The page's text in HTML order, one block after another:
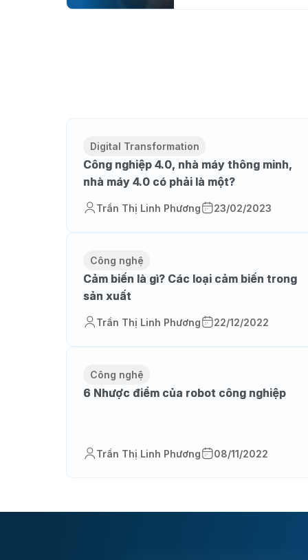
Digital Transformation
Công nghiệp 4.0, nhà máy thông minh,
nhà máy 4.0 có phải là một?
Trần Thị Linh Phương 23/02/2023
Công nghệ
Cảm biến là gì? Các loại cảm biến trong
sản xuất
Trần Thị Linh Phương 22/12/2022
Công nghệ
6 Nhược điểm của robot công nghiệp
Trần Thị Linh Phương 08/11/2022